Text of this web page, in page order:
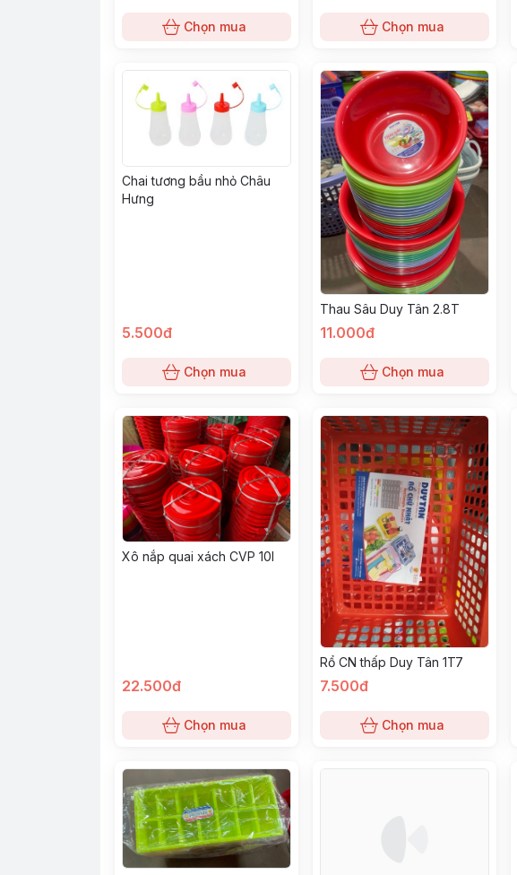
Chọn mua Chọn mua
Chai tương bầu nhỏ Châu
Hưng
5.500đ
Chọn mua
Thau Sâu Duy Tân 2.8T
11.000đ
Chọn mua
Xô nắp quai xách CVP 10l
22.500đ
Chọn mua
Rổ CN thấp Duy Tân 1T7
7.500đ
Chọn mua